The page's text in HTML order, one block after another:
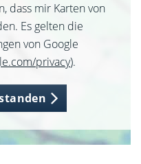
dass mir Karten von
Es gelten die
von Google
privacy).